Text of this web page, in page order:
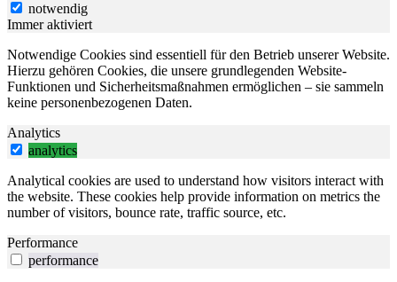
notwendig
Immer aktiviert
Notwendige Cookies sind essentiell für den Betrieb unserer Website.
Hierzu gehören Cookies, die unsere grundlegenden Website-
Funktionen und Sicherheitsmaßnahmen ermöglichen – sie sammeln
keine personenbezogenen Daten.
Analytics
analytics
Analytical cookies are used to understand how visitors interact with
the website. These cookies help provide information on metrics the
number of visitors, bounce rate, traffic source, etc.
Performance
performance